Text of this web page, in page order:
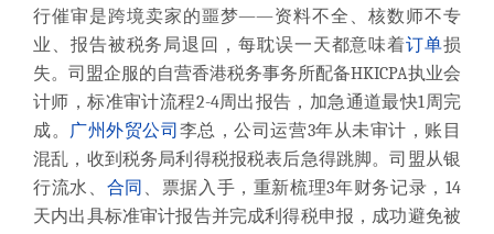
行催审是跨境卖家的噩梦——资料不全、核数师不专
业、报告被税务局退回，每耽误一天都意味着订单损
失。司盟企服的自营香港税务事务所配备HKICPA执业会
计师，标准审计流程2-4周出报告，加急通道最快1周完
成。 广州外贸公司 李总，公司运营3年从未审计，账目
混乱，收到税务局利得税报税表后急得跳脚。司盟从银
行流水、 合同 、票据入手，重新梳理3年财务记录，14
天内出具标准审计报告并完成利得税申报，成功避免被